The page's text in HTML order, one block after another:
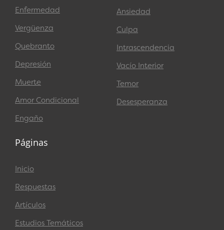
Enfermedad
Vergüenza
Quebranto
Depresión
Muerte
Amor Condicional
Engaño
Ansiedad
Culpa
Intrascendencia
Vacío Interior
Temor
Desesperanza
Páginas
Inicio
Respuestas
Artículos
Estudios Temáticos